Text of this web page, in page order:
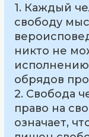
1. Каждый
свободу
никто не
обрядов
2. Свобода
право на
означает,